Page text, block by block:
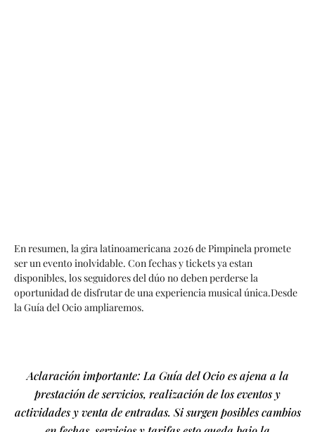
En resumen, la gira latinoamericana 2026 de Pimpinela promete
ser un evento inolvidable. Con fechas y tickets ya estan
disponibles, los seguidores del dúo no deben perderse la
oportunidad de disfrutar de una experiencia musical única.Desde
la Guía del Ocio ampliaremos.
Aclaración importante: La Guía del Ocio es ajena a la
prestación de servicios, realización de los eventos y
actividades y venta de entradas. Si surgen posibles cambios